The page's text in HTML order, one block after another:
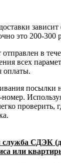
это 200-300
отправлен в
всех
оплаты.
посылки
номер.
проверить,
служба СДЭК
или